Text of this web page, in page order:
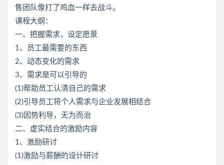
售团队像打了鸡血一样去战斗。
课程大纲：
一、把握需求，设定愿景
1、员工最需要的东西
2、动态变化的需求
3、需求是可以引导的
(1)帮助员工认清自己的需求
(2)引导员工将个人需求与企业发展相结合
(3)因势利导，无为而治
二、虚实结合的激励内容
1、激励研讨
(1)激励与薪酬的设计研讨